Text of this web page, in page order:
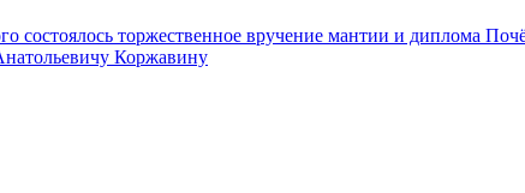
состоялось торжественное вручение мантии и диплома
Коржавину